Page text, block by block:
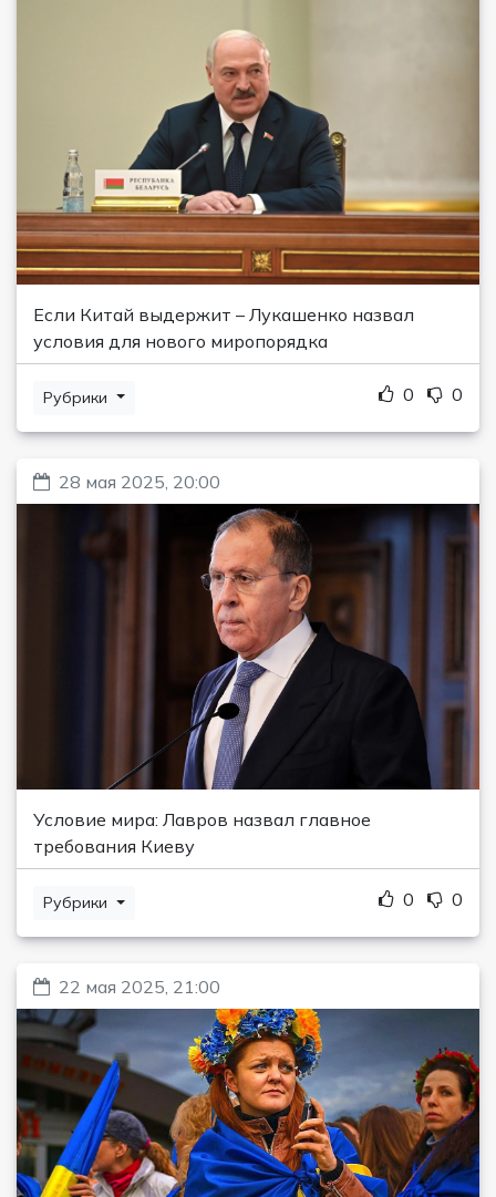
Если Китай выдержит – Лукашенко назвал
условия для нового миропорядка
Рубрики 0 0
28 мая 2025, 20:00
Условие мира: Лавров назвал главное
требования Киеву
Рубрики 0 0
22 мая 2025, 21:00